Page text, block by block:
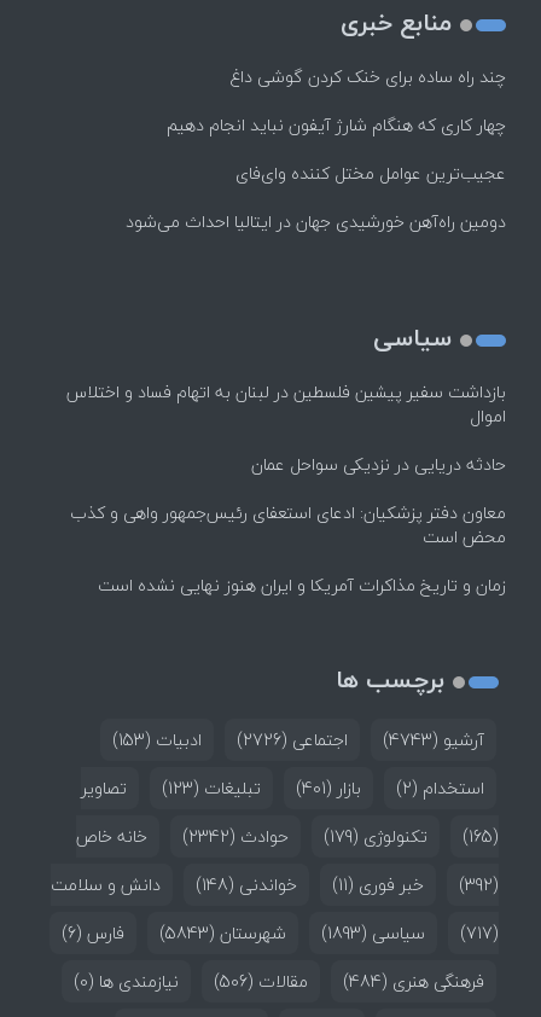
منابع خبری
چند راه‌ ساده برای خنک کردن گوشی داغ
چهار کاری که هنگام شارژ آیفون نباید انجام دهیم
عجیب‌ترین عوامل مختل کننده وای‌فای
دومین راه‌آهن خورشیدی جهان در ایتالیا احداث می‌شود
سیاسی
بازداشت سفیر پیشین فلسطین در لبنان به اتهام فساد و اختلاس
اموال
حادثه دریایی در نزدیکی سواحل عمان
معاون دفتر پزشکیان: ادعای استعفای رئیس‌جمهور واهی و کذب
محض است
زمان و تاریخ مذاکرات آمریکا و ایران هنوز نهایی نشده است
برچسب ها
آرشیو (4743) اجتماعی (2726) ادبیات (153)
استخدام (2) بازار (401) تبلیغات (123)
تصاویر
(165)
تکنولوژی (179) حوادث (2342)
خانه خاص
(392)
خبر فوری (11) خواندنی (148)
دانش و سلامت
(717)
سیاسی (1893) شهرستان (5843) فارس (6)
فرهنگی هنری (484) مقالات (506) نیازمندی ها (0)